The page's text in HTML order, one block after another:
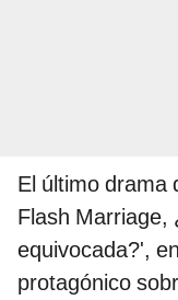
El último drama
Flash Marriage,
equivocada?',
protagónico